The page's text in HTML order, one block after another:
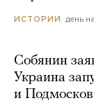
ИСТОРИИ день
Собянин
Украина
и